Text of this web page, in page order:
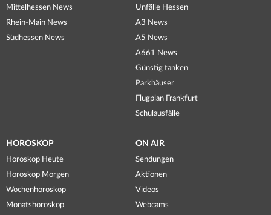
Mittelhessen News
Rhein-Main News
Südhessen News
Unfälle Hessen
A3 News
A5 News
A661 News
Günstig tanken
Parkhäuser
Flugplan Frankfurt
Schulausfälle
HOROSKOP
Horoskop Heute
Horoskop Morgen
Wochenhoroskop
Monatshoroskop
ON AIR
Sendungen
Aktionen
Videos
Webcams